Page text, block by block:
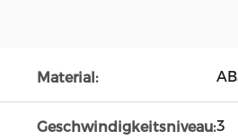
Material:
Geschwindigkeitsniveau:3